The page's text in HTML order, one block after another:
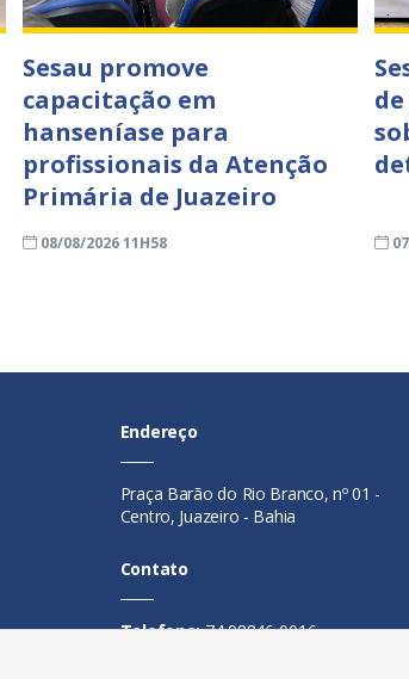
Sesau promove
capacitação em
hanseníase para
profissionais da Atenção
Primária de Juazeiro
08/08/2026 11H58
Endereço
Praça Barão do Rio Branco, nº 01 -
Centro, Juazeiro - Bahia
Contato
Telefone:74 98846-0016